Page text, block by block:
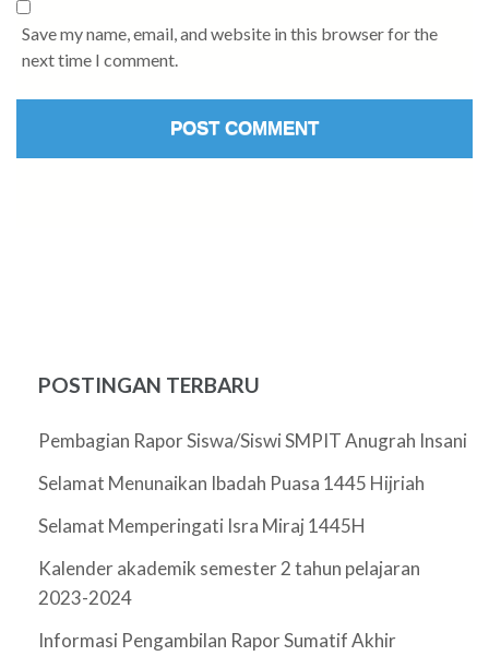
Save my name, email, and website in this browser for the
next time I comment.
POSTINGAN TERBARU
Pembagian Rapor Siswa/Siswi SMPIT Anugrah Insani
Selamat Menunaikan Ibadah Puasa 1445 Hijriah
Selamat Memperingati Isra Miraj 1445H
Kalender akademik semester 2 tahun pelajaran
2023-2024
Informasi Pengambilan Rapor Sumatif Akhir